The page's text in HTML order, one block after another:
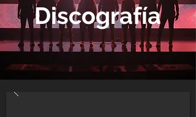
Discografía